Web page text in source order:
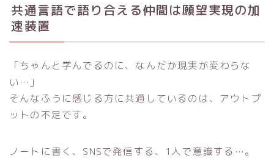
共通言語で語り合える仲間は願望実現の加
速装置
「ちゃんと学んでるのに、なんだか現実が変わらな
い…」
そんなふうに感じる方に共通しているのは、アウトプ
ットの不足です。
ノートに書く、SNSで発信する、1人で意識する…。